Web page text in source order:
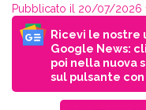
Pubblicato il 20/07/2026
Ricevi le
Google News:
poi nella nuova
sul pulsante